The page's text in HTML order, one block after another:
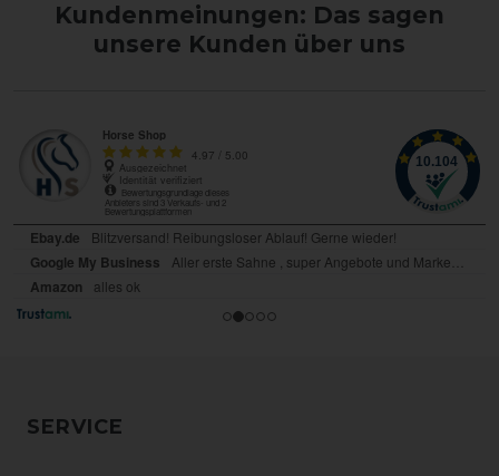
Kundenmeinungen: Das sagen
unsere Kunden über uns
SERVICE